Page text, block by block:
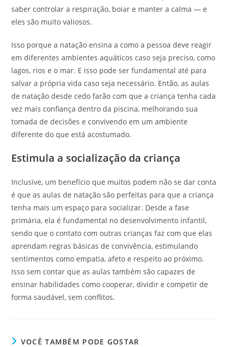
saber controlar a respiração, boiar e manter a calma — e
eles são muito valiosos.
Isso porque a natação ensina a como a pessoa deve reagir
em diferentes ambientes aquáticos caso seja preciso, como
lagos, rios e o mar. E isso pode ser fundamental até para
salvar a própria vida caso seja necessário. Então, as aulas
de natação desde cedo farão com que a criança tenha cada
vez mais confiança dentro da piscina, melhorando sua
tomada de decisões e convivendo em um ambiente
diferente do que está acostumado.
Estimula a socialização da criança
Inclusive, um benefício que muitos podem não se dar conta
é que as aulas de natação são perfeitas para que a criança
tenha mais um espaço para socializar. Desde a fase
primária, ela é fundamental no desenvolvimento infantil,
sendo que o contato com outras crianças faz com que elas
aprendam regras básicas de convivência, estimulando
sentimentos como empatia, afeto e respeito ao próximo.
Isso sem contar que as aulas também são capazes de
ensinar habilidades como cooperar, dividir e competir de
forma saudável, sem conflitos.
VOCÊ TAMBÉM PODE GOSTAR